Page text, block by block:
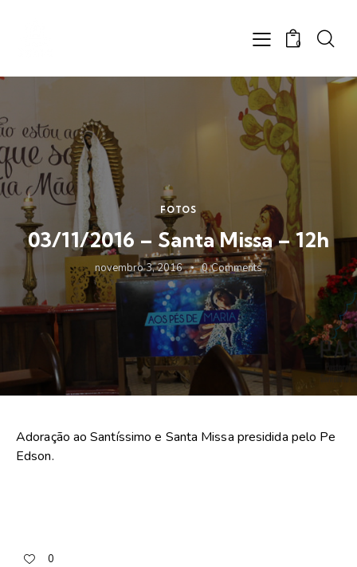
0
FOTOS
03/11/2016 – Santa Missa – 12h
novembro 3, 2016 0 Comments
Adoração ao Santíssimo e Santa Missa presidida pelo Pe
Edson.
0